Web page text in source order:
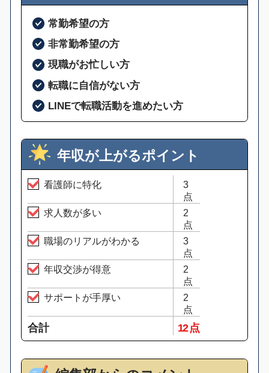
常勤希望の方
非常勤希望の方
現職がお忙しい方
転職に自信がない方
LINEで転職活動を進めたい方
年収が上がるポイント
看護師に特化
3
点
求人数が多い
2
点
職場のリアルがわかる
3
点
年収交渉が得意
2
点
サポートが手厚い
2
点
合計 12 点